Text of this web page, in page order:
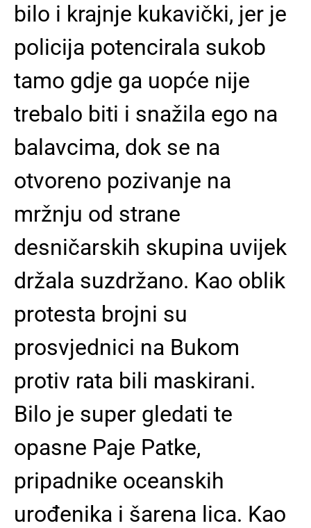
bilo i krajnje kukavički, jer je
policija potencirala sukob
tamo gdje ga uopće nije
trebalo biti i snažila ego na
balavcima, dok se na
otvoreno pozivanje na
mržnju od strane
desničarskih skupina uvijek
držala suzdržano. Kao oblik
protesta brojni su
prosvjednici na Bukom
protiv rata bili maskirani.
Bilo je super gledati te
opasne Paje Patke,
pripadnike oceanskih
urođenika i šarena lica. Kao